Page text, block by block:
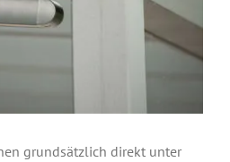
grundsätzlich direkt unter